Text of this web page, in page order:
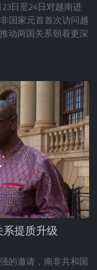
23日至24日对越南进
国家元首首次访问越
动两国关系朝着更深
提质升级
的邀请，南非共和国